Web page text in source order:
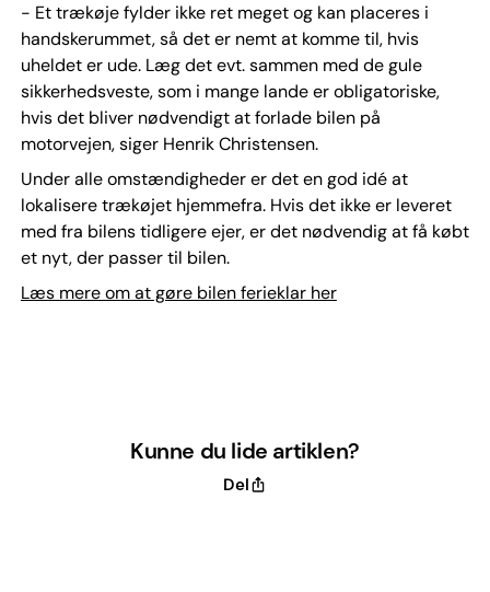
- Et trækøje fylder ikke ret meget og kan placeres i
handskerummet, så det er nemt at komme til, hvis
uheldet er ude. Læg det evt. sammen med de gule
sikkerhedsveste, som i mange lande er obligatoriske,
hvis det bliver nødvendigt at forlade bilen på
motorvejen, siger Henrik Christensen.
Under alle omstændigheder er det en god idé at
lokalisere trækøjet hjemmefra. Hvis det ikke er leveret
med fra bilens tidligere ejer, er det nødvendig at få købt
et nyt, der passer til bilen.
Læs mere om at gøre bilen ferieklar her
Kunne du lide artiklen?
Del